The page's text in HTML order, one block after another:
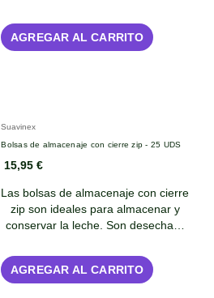
AGREGAR AL CARRITO
Suavinex
Bolsas de almacenaje con cierre zip - 25 UDS
15,95 €
Las bolsas de almacenaje con cierre
zip son ideales para almacenar y
conservar la leche. Son desecha…
AGREGAR AL CARRITO